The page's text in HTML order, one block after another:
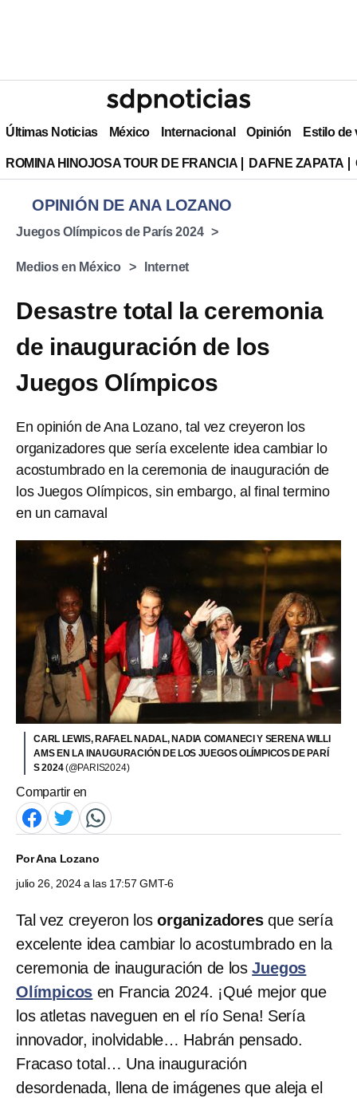
Últimas Noticias México Internacional Opinión Estilo de
ROMINA HINOJOSA TOUR DE FRANCIA DAFNE ZAPATA
OPINIÓN DE ANA LOZANO
Juegos Olímpicos de París 2024
Medios en México Internet
Desastre total la ceremonia
de inauguración de los
Juegos Olímpicos
En opinión de Ana Lozano, tal vez creyeron los
organizadores que sería excelente idea cambiar lo
acostumbrado en la ceremonia de inauguración de
los Juegos Olímpicos, sin embargo, al final termino
en un carnaval
CARL LEWIS, RAFAEL NADAL, NADIA COMANECI Y SERENA WILLI
AMS EN LA INAUGURACIÓN DE LOS JUEGOS OLÍMPICOS DE PARÍ
S 2024(@PARIS2024)
Compartir en
PorAna Lozano
julio 26, 2024 a las 17:57 GMT-6
Tal vez creyeron losorganizadoresque sería
excelente idea cambiar lo acostumbrado en la
ceremonia de inauguración de los Juegos
Olímpicos en Francia 2024. ¡Qué mejor que
los atletas naveguen en el río Sena! Sería
innovador, inolvidable… Habrán pensado.
Fracaso total… Una inauguración
desordenada, llena de imágenes que aleja el